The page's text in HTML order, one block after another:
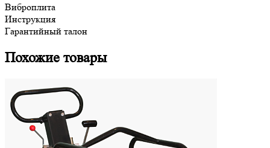
Виброплита
Инструкция
Гарантийный талон
Похожие товары